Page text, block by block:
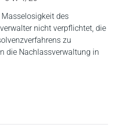
des
nicht verpflichtet, die
zu
die Nachlassverwaltung in